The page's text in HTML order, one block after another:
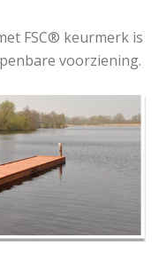
FSC® keurmerk is
voorziening.